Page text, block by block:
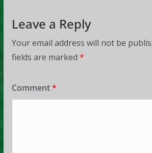
Leave a Reply
Your email address will not be
fields are marked *
Comment*